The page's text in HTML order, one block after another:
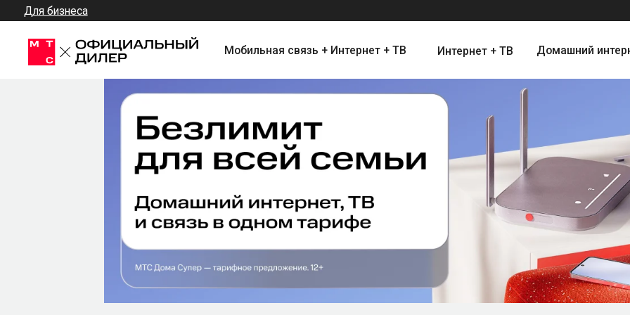
Мобильная связь + Интернет + ТВ Интернет + ТВ Домашний интернет
Для бизнеса
Подключите Домашний Интернет и Цифровое